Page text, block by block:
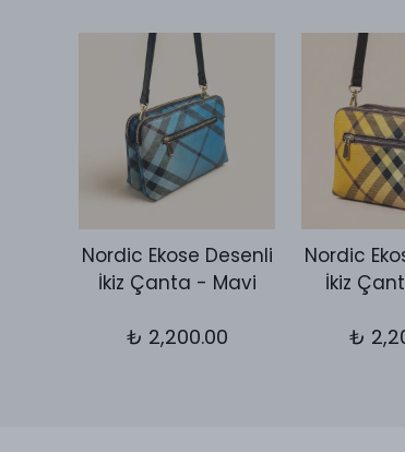
Nordic Ekose Desenli
İkiz Çanta - Mavi
₺ 2,200.00
Nordic
İkiz
₺